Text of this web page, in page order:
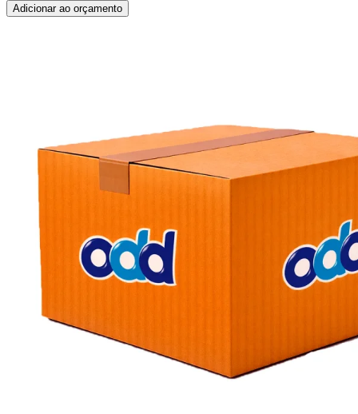
Adicionar ao orçamento